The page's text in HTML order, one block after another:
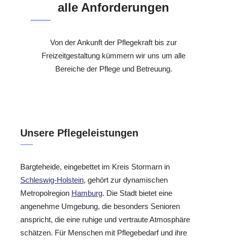
alle Anforderungen
Von der Ankunft der Pflegekraft bis zur
Freizeitgestaltung kümmern wir uns um alle
Bereiche der Pflege und Betreuung.
Unsere Pflegeleistungen
Bargteheide, eingebettet im Kreis Stormarn in
Schleswig-Holstein, gehört zur dynamischen
Metropolregion Hamburg. Die Stadt bietet eine
angenehme Umgebung, die besonders Senioren
anspricht, die eine ruhige und vertraute Atmosphäre
schätzen. Für Menschen mit Pflegebedarf und ihre